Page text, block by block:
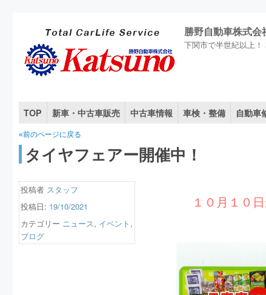
勝野自動車株式会
下関市で半世紀以上
TOP 新車・中古車販売 中古車情報 車検・整備 自動車
«前のページに戻る
タイヤフェアー開催中！
１０月１０
投稿者 スタッフ
投稿日: 19/10/2021
カテゴリー ニュース, イベント ,
ブログ